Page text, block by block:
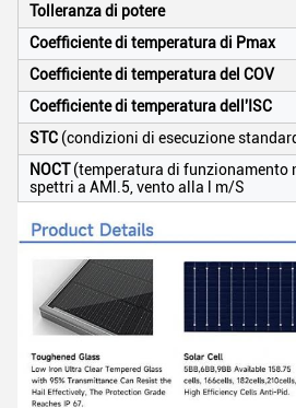
Tolleranza di potere
Coefficiente di temperatura di Pmax
Coefficiente di temperatura del COV
Coefficiente di temperatura dell'ISC
STC (condizioni di esecuzione
NOCT(temperatura di funzionamento
spettri a AMl.5, vento alla l m/S